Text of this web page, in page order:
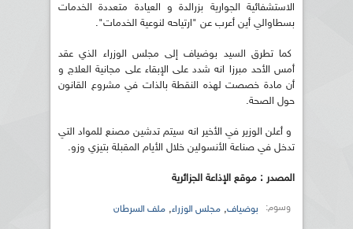
الاستشفائية الجوارية بزرالدة و العيادة متعددة الخدمات
بسطاوالي أين أعرب عن "ارتياحه لنوعية الخدمات".
كما تطرق السيد بوضياف إلى مجلس الوزراء الذي عقد
أمس الأحد مبرزا انه شدد على الإبقاء على مجانية العلاج و
أن مادة خصصت لهذه النقطة بالذات في مشروع القانون
حول الصحة.
و أعلن الوزير في الأخير انه سيتم تدشين مصنع للمواد التي
تدخل في صناعة الأنسولين خلال الأيام المقبلة بتيزي وزو.
المصدر : موقع الإذاعة الجزائرية
وسوم: بوضياف, مجلس الوزراء, ملف السرطان